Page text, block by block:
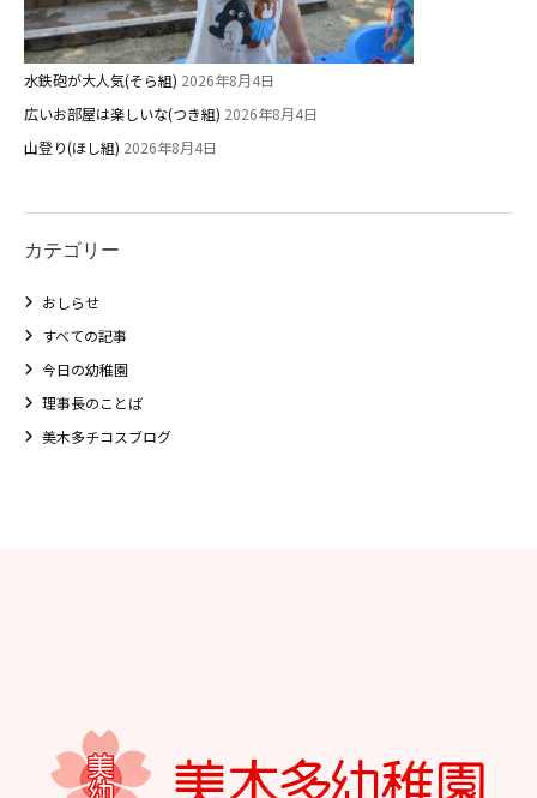
水鉄砲が大人気(そら組) 2026年8月4日
広いお部屋は楽しいな(つき組) 2026年8月4日
山登り(ほし組) 2026年8月4日
カテゴリー
おしらせ
すべての記事
今日の幼稚園
理事長のことば
美木多チコスブログ
未就園児クラス
0歳親子登園［マカロンクラス ]
1歳・2歳親子登園［マリポサクラ
ス ]
グループ施設・
関係先リンク
学校法⼈鴨⾕学園 鳳幼稚園
学校法⼈諏訪森学園 諏訪森幼稚
園
⼤阪府私⽴幼稚園連盟